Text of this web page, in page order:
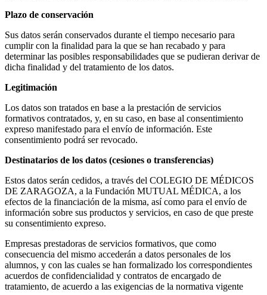
Plazo de conservación
Sus datos serán conservados durante el tiempo necesario para
cumplir con la finalidad para la que se han recabado y para
determinar las posibles responsabilidades que se pudieran derivar de
dicha finalidad y del tratamiento de los datos.
Legitimación
Los datos son tratados en base a la prestación de servicios
formativos contratados, y, en su caso, en base al consentimiento
expreso manifestado para el envío de información. Este
consentimiento podrá ser revocado.
Destinatarios de los datos (cesiones o transferencias)
Estos datos serán cedidos, a través del COLEGIO DE MÉDICOS
DE ZARAGOZA, a la Fundación MUTUAL MÉDICA, a los
efectos de la financiación de la misma, así como para el envío de
información sobre sus productos y servicios, en caso de que preste
su consentimiento expreso.
Empresas prestadoras de servicios formativos, que como
consecuencia del mismo accederán a datos personales de los
alumnos, y con las cuales se han formalizado los correspondientes
acuerdos de confidencialidad y contratos de encargado de
tratamiento, de acuerdo a las exigencias de la normativa vigente